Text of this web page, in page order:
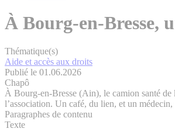
À Bourg-en-Bresse,
Thématique(s)
Aide et accès aux droits
Publié le 01.06.2026
Chapô
À Bourg-en-Bresse (Ain), le camion santé de
l’association. Un café, du lien, et un
Paragraphes de contenu
Texte